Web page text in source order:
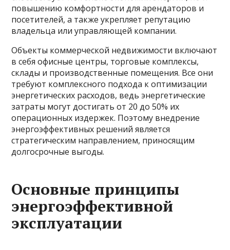
повышению комфортности для арендаторов и
посетителей, а также укрепляет репутацию
владельца или управляющей компании.
Объекты коммерческой недвижимости включают
в себя офисные центры, торговые комплексы,
склады и производственные помещения. Все они
требуют комплексного подхода к оптимизации
энергетических расходов, ведь энергетические
затраты могут достигать от 20 до 50% их
операционных издержек. Поэтому внедрение
энергоэффективных решений является
стратегическим направлением, приносящим
долгосрочные выгоды.
Основные принципы
энергоэффективной
эксплуатации